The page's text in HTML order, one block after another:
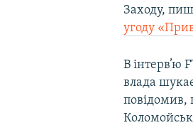
Заходу,
угоду
В інтерв’ю
влада
повідомив,